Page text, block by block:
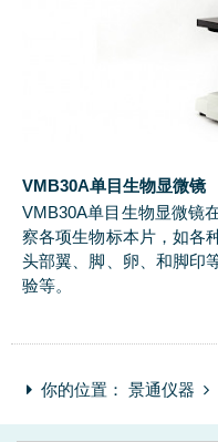
VMB30A单目生物显微镜
VMB30A单目生物显微镜
察各项生物标本片，如各
头部翼、脚、卵、和脚印
验等。
你的位置： 景通仪器